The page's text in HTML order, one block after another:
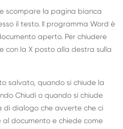
e scompare la pagina bianca
il testo. Il programma Word è
aperto. Per chiudere
con la X posto alla destra sulla
salvato, quando si chiude la
Chiudi o quando si chiude
di dialogo che avverte che ci
documento e chiede come